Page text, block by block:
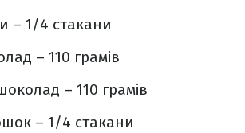
– 1/4 стакани
– 110 грамів
– 110 грамів
– 1/4 стакани